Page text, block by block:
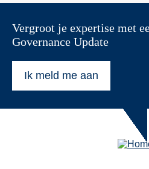
Vergroot je expertise met
Governance Update
Ik meld me aan